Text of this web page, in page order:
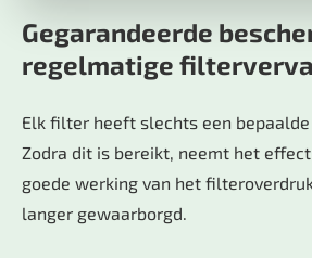
Gegarandeerde
regelmatige
Elk filter heeft slechts een
Zodra dit is bereikt, neemt het
goede werking van het
langer gewaarborgd.